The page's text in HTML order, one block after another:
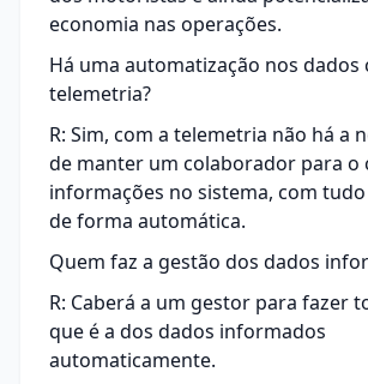
economia nas operações.
Há uma automatização nos dados
telemetria?
R: Sim, com a telemetria não há a
de manter um colaborador para o
informações no sistema, com
de forma automática.
Quem faz a gestão dos dados
R: Caberá a um gestor para fazer
que é a dos dados informados
automaticamente.